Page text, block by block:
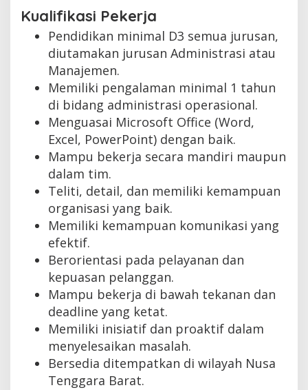
Kualifikasi Pekerja
Pendidikan minimal D3 semua jurusan,
diutamakan jurusan Administrasi atau
Manajemen.
Memiliki pengalaman minimal 1 tahun
di bidang administrasi operasional.
Menguasai Microsoft Office (Word,
Excel, PowerPoint) dengan baik.
Mampu bekerja secara mandiri maupun
dalam tim.
Teliti, detail, dan memiliki kemampuan
organisasi yang baik.
Memiliki kemampuan komunikasi yang
efektif.
Berorientasi pada pelayanan dan
kepuasan pelanggan.
Mampu bekerja di bawah tekanan dan
deadline yang ketat.
Memiliki inisiatif dan proaktif dalam
menyelesaikan masalah.
Bersedia ditempatkan di wilayah Nusa
Tenggara Barat.